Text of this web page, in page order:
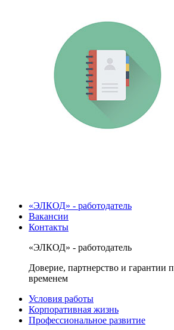
«ЭЛКОД» - работодатель
Вакансии
Контакты
«ЭЛКОД» - работодатель
Доверие, партнерство и гарантии
временем
Условия работы
Корпоративная жизнь
Профессиональное развитие